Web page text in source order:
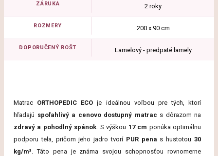
ZÁRUKA 2 roky
ROZMERY 200 x 90 cm
DOPORUČENÝ ROŠT Lamelový - predpäté lamely
Matrac ORTHOPEDIC ECO je ideálnou voľbou pre tých, ktorí
hľadajú spoľahlivý a cenovo dostupný matrac s dôrazom na
zdravý a pohodlný spánok. S výškou 17 cm ponúka optimálnu
podporu tela, pričom jeho jadro tvoríPUR pena s hustotou30
kg/m³. Táto pena je známa svojou schopnosťou rovnomerne